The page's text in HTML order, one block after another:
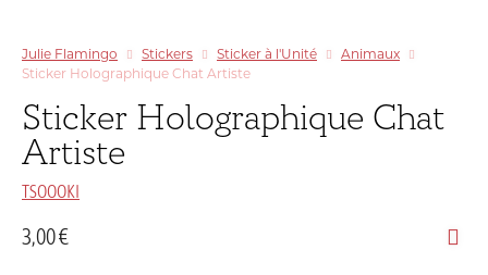
Julie Flamingo Stickers Sticker à l'Unité
Animaux
Sticker Holographique Chat Artiste
Sticker Holographique Chat
Artiste
TSOOOKI
3,00€